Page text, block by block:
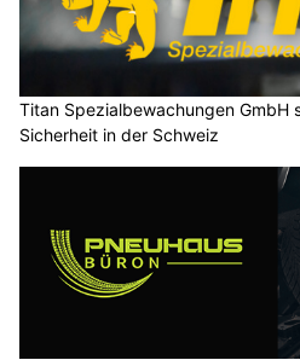
Titan Spezialbewachungen GmbH
Sicherheit in der Schweiz